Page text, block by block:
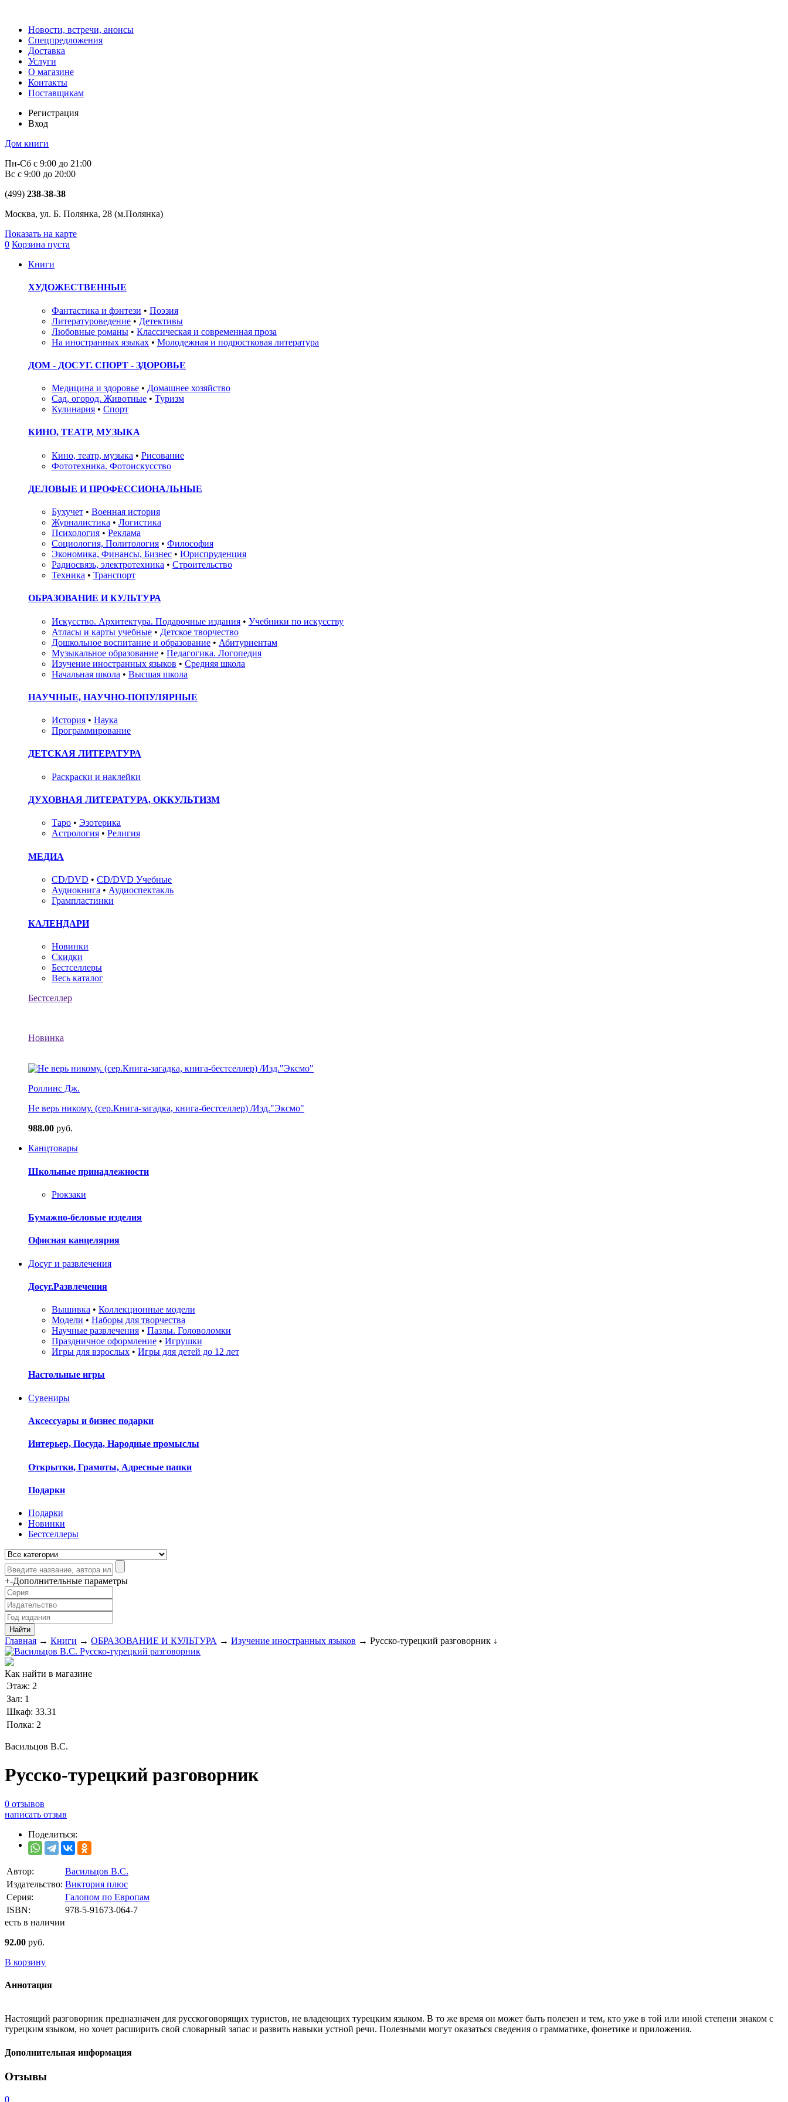
Новости, встречи, анонсы
Спецпредложения
Доставка
Услуги
О магазине
Контакты
Поставщикам
Регистрация
Вход
Дом книги
Пн-Сб с 9:00 до 21:00
Вс с 9:00 до 20:00
(499) 238-38-38
Москва, ул. Б. Полянка, 28 (м.Полянка)
Показать на карте
0 Корзина пуста
Книги
ХУДОЖЕСТВЕННЫЕ
Фантастика и фэнтези • Поэзия
Литературоведение • Детективы
Любовные романы • Классическая и современная проза
На иностранных языках • Молодежная и подростковая литература
ДОМ - ДОСУГ. СПОРТ - ЗДОРОВЬЕ
Медицина и здоровье • Домашнее хозяйство
Сад, огород. Животные • Туризм
Кулинария • Спорт
КИНО, ТЕАТР, МУЗЫКА
Кино, театр, музыка • Рисование
Фототехника. Фотоискусство
ДЕЛОВЫЕ И ПРОФЕССИОНАЛЬНЫЕ
Бухучет • Военная история
Журналистика • Логистика
Психология • Реклама
Социология, Политология • Философия
Экономика, Финансы, Бизнес • Юриспруденция
Радиосвязь, электротехника • Строительство
Техника • Транспорт
ОБРАЗОВАНИЕ И КУЛЬТУРА
Искусство. Архитектура. Подарочные издания • Учебники по искусству
Атласы и карты учебные • Детское творчество
Дошкольное воспитание и образование • Абитуриентам
Музыкальное образование • Педагогика. Логопедия
Изучение иностранных языков • Средняя школа
Начальная школа • Высшая школа
НАУЧНЫЕ, НАУЧНО-ПОПУЛЯРНЫЕ
История • Наука
Программирование
ДЕТСКАЯ ЛИТЕРАТУРА
Раскраски и наклейки
ДУХОВНАЯ ЛИТЕРАТУРА, ОККУЛЬТИЗМ
Таро • Эзотерика
Астрология • Религия
МЕДИА
CD/DVD • CD/DVD Учебные
Аудиокнига • Аудиоспектакль
Грампластинки
КАЛЕНДАРИ
Новинки
Скидки
Бестселлеры
Весь каталог
Бестселлер
Новинка
Роллинс Дж.
Не верь никому. (сер.Книга-загадка, книга-бестселлер) /Изд."Эксмо"
988.00 руб.
Канцтовары
Школьные принадлежности
Рюкзаки
Бумажно-беловые изделия
Офисная канцелярия
Досуг и развлечения
Досуг.Развлечения
Вышивка • Коллекционные модели
Модели • Наборы для творчества
Научные развлечения • Пазлы. Головоломки
Праздничное оформление • Игрушки
Игры для взрослых • Игры для детей до 12 лет
Настольные игры
Сувениры
Аксессуары и бизнес подарки
Интерьер, Посуда, Народные промыслы
Открытки, Грамоты, Адресные папки
Подарки
Подарки
Новинки
Бестселлеры
+-Дополнительные параметры
Главная → Книги → ОБРАЗОВАНИЕ И КУЛЬТУРА → Изучение иностранных языков → Русско-турецкий разговорник ↓
Как найти в магазине
Этаж: 2
Зал: 1
Шкаф: 33.31
Полка: 2
Васильцов В.С.
Русско-турецкий разговорник
0 отзывов
написать отзыв
Поделиться:
Автор:
Васильцов В.С.
Издательство: Виктория плюс
Серия:
Галопом по Европам
ISBN:
978-5-91673-064-7
есть в наличии
92.00 руб.
В корзину
Аннотация
Настоящий разговорник предназначен для русскоговорящих туристов, не владеющих турецким языком. В то же время он может быть полезен и тем, кто уже в той или иной степени знаком с
турецким языком, но хочет расширить свой словарный запас и развить навыки устной речи. Полезными могут оказаться сведения о грамматике, фонетике и приложения.
Дополнительная информация
Отзывы
0